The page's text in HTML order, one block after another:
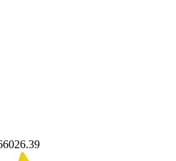
26.39